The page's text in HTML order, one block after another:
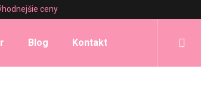
ceny
Blog Kontakt